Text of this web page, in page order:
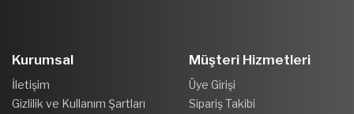
Kurumsal
İletişim
Gizlilik ve Kullanım Şartları
Müşteri Hizmetleri
Üye Girişi
Sipariş Takibi